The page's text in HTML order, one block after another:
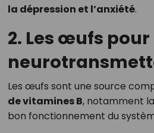
la dépression et l’anxiété.
2. Les œufs
Les œufs sont une source
de vitamines B, notamment la
bon fonctionnement du